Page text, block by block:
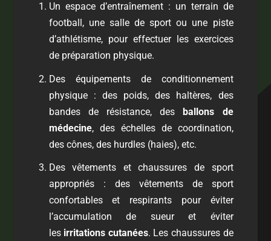
Un espace d’entraînement : un terrain de
football, une salle de sport ou une piste
d’athlétisme, pour effectuer les exercices
de préparation physique.
Des équipements de conditionnement
physique : des poids, des haltères, des
bandes de résistance, desballons de
médecine, des échelles de coordination,
des cônes, des hurdles (haies), etc.
Des vêtements et chaussures de sport
appropriés : des vêtements de sport
confortables et respirants pour éviter
l’accumulation de sueur et éviter
les irritations cutanées. Les chaussures de